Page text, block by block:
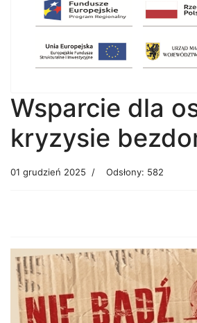
Wsparcie dla
kryzysie
01 grudzień 2025 Odsłony: 582